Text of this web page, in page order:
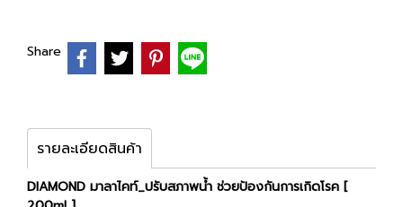
Share
รายละเอียดสินค้า
DIAMOND มาลาไคท์_ปรับสภาพน้ำ ช่วยป้องกันการเกิดโรค [